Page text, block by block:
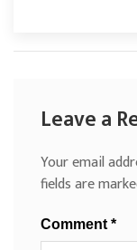
Leave a
Your email
fields are
Comment *